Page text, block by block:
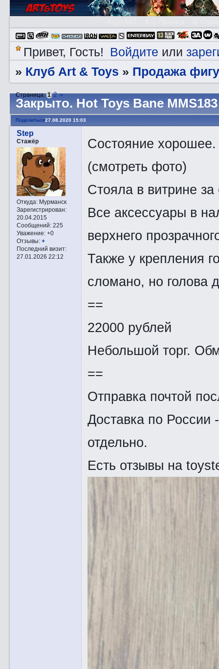
Привет, Гость! Войдите или
» Клуб Art & Toys » Продажа
Закрытo. Hot Toys Bane MMS183
Страница:1 2 »
Поделиться27.08.2020 15:03
Step
Стажёр
Откуда:Мурманск
Зарегистрирован:
20.04.2015
Сообщений:225
Уважение: +0
Отзывы: +
Последний визит:
27.01.2026 22:12
Состояние
(смотреть фото)
Стояла в витрине за
Все аксессуары в
верхнего
Также у крепления
сломано, но голова
==
22000 рублей
Небольшой торг.
==
Отправка почтой
Доставка по
отдельно.
Есть отзывы на